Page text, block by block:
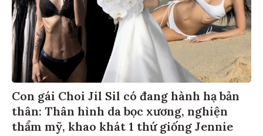
Con gái Choi Jil Sil có đang hành hạ bản
thân: Thân hình da bọc xương, nghiện
thẩm mỹ, khao khát 1 thứ giống Jennie